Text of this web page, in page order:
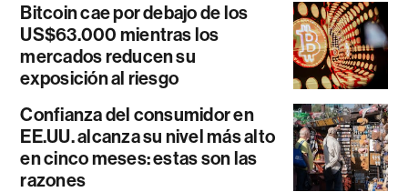
Bitcoin cae por debajo de los
US$63.000 mientras los
mercados reducen su
exposición al riesgo
Confianza del consumidor en
EE.UU. alcanza su nivel más alto
en cinco meses: estas son las
razones